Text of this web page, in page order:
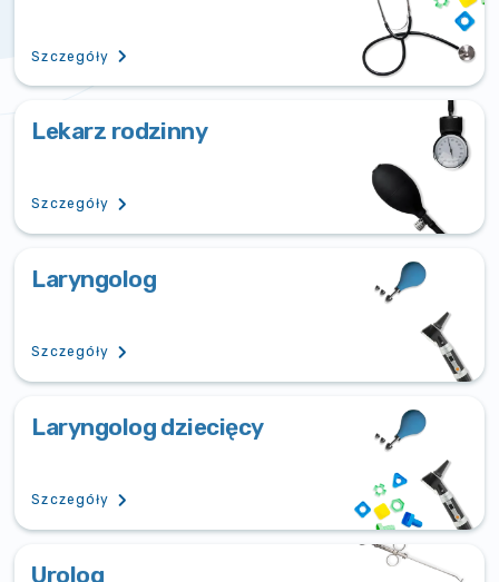
Szczegóły
Lekarz rodzinny
Szczegóły
Laryngolog
Szczegóły
Laryngolog dziecięcy
Szczegóły
Urolog